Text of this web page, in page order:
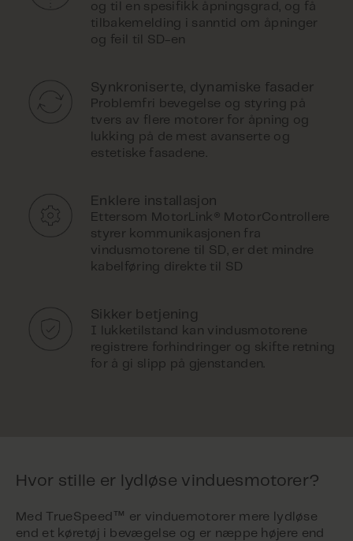
og til en spesifikk åpningsgrad, og få
tilbakemelding i sanntid om åpninger
og feil til SD-en
Synkroniserte, dynamiske fasader
Problemfri bevegelse og styring på
tvers av flere motorer for åpning og
lukking på de mest avanserte og
estetiske fasadene.
Enklere installasjon
Ettersom MotorLink® MotorControllere
styrer kommunikasjonen fra
vindusmotorene til SD, er det mindre
kabelføring direkte til SD
Sikker betjening
I lukketilstand kan vindusmotorene
registrere forhindringer og skifte retning
for å gi slipp på gjenstanden.
Hvor stille er lydløse vinduesmotorer?
Med TrueSpeed ™ er vinduemotorer mere lydløse
end et køretøj i bevægelse og er næppe højere end